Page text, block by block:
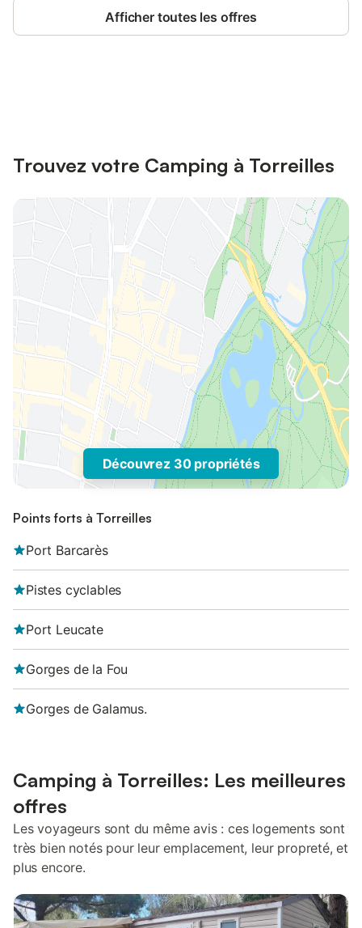
Afficher toutes les offres
Trouvez votre Camping à Torreilles
Découvrez 30 propriétés
Points forts à Torreilles
Port Barcarès
Pistes cyclables
Port Leucate
Gorges de la Fou
Gorges de Galamus.
Camping à Torreilles: Les meilleures
offres
Les voyageurs sont du même avis : ces logements sont
très bien notés pour leur emplacement, leur propreté, et
plus encore.